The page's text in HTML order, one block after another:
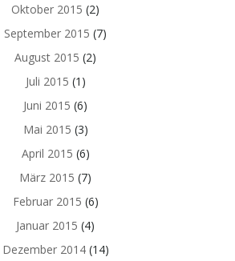
Oktober 2015 (2)
September 2015 (7)
August 2015 (2)
Juli 2015 (1)
Juni 2015 (6)
Mai 2015 (3)
April 2015 (6)
März 2015 (7)
Februar 2015 (6)
Januar 2015 (4)
Dezember 2014(14)